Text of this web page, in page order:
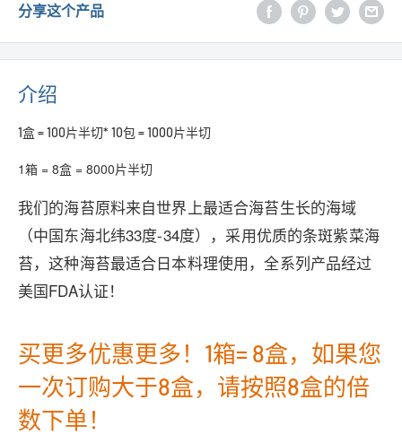
分享这个产品
介绍
1盒 = 100片半切* 10包 = 1000片半切
1箱 = 8盒 = 8000片半切
我们的海苔原料来自世界上最适合海苔生长的海域
（中国东海北纬33度-34度），采用优质的条斑紫菜海
苔，这种海苔最适合日本料理使用，全系列产品经过
美国FDA认证！
买更多优惠更多！1箱= 8盒，如果您
一次订购大于8盒，请按照8盒的倍
数下单！